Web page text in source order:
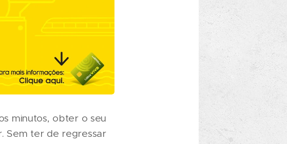
minutos, obter o seu
Sem ter de regressar